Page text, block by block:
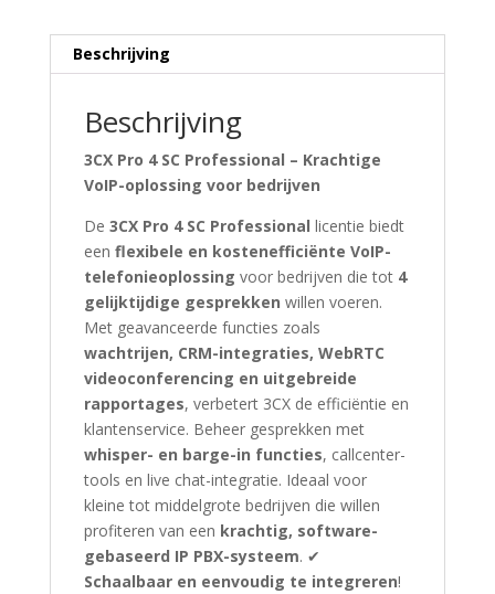
Beschrijving
Beschrijving
3CX Pro 4 SC Professional – Krachtige
VoIP-oplossing voor bedrijven
De 3CX Pro 4 SC Professional licentie biedt
een flexibele en kostenefficiënte VoIP-
telefonieoplossing voor bedrijven die tot 4
gelijktijdige gesprekken willen voeren.
Met geavanceerde functies zoals
wachtrijen, CRM-integraties, WebRTC
videoconferencing en uitgebreide
rapportages, verbetert 3CX de efficiëntie en
klantenservice. Beheer gesprekken met
whisper- en barge-in functies, callcenter-
tools en live chat-integratie. Ideaal voor
kleine tot middelgrote bedrijven die willen
profiteren van een krachtig, software-
gebaseerd IP PBX-systeem. ✔
Schaalbaar en eenvoudig te integreren!